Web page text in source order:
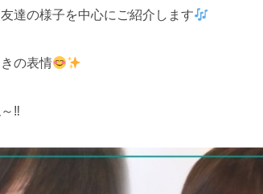
達の様子を中心にご紹介します
の表情
‼